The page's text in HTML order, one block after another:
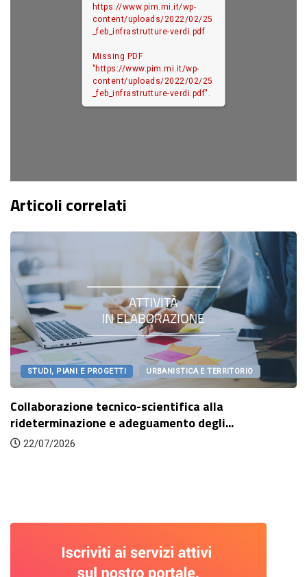
https://www.pim.mi.it/wp-
content/uploads/2022/02/25
_feb_infrastrutture-verdi.pdf
Missing PDF
"https://www.pim.mi.it/wp-
content/uploads/2022/02/25
_feb_infrastrutture-verdi.pdf".
Articoli correlati
STUDI, PIANI E PROGETTI URBANISTICA E TERRITORIO
Collaborazione tecnico-scientifica alla
rideterminazione e adeguamento degli...
22/07/2026